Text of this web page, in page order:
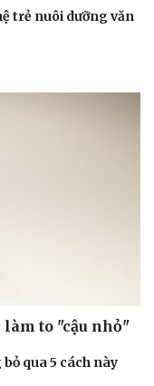
trẻ nuôi dưỡng văn
to "cậu nhỏ"
qua 5 cách này